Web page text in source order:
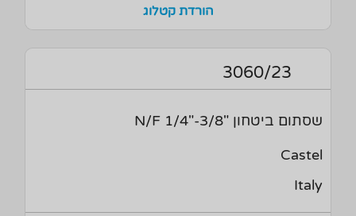
הורדת קטלוג
3060/23
שסתום ביטחון "3/8-"1/4 N/F
Castel
Italy